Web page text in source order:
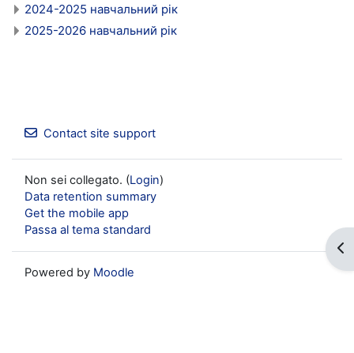
2024-2025 навчальний рік
2025-2026 навчальний рік
Contact site support
Non sei collegato. (Login)
Data retention summary
Get the mobile app
Passa al tema standard
Powered by Moodle